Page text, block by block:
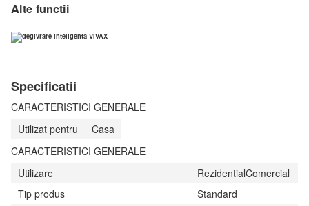
Alte functii
Specificatii
CARACTERISTICI GENERALE
Utilizat pentru
Casa
CARACTERISTICI GENERALE
Utilizare
RezidentialComercial
Tip produs
Standard